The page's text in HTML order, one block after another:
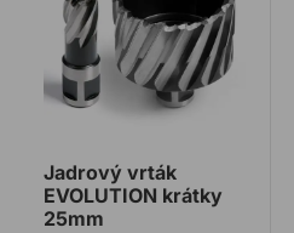
Jadrový vrták
EVOLUTION krátky
25mm